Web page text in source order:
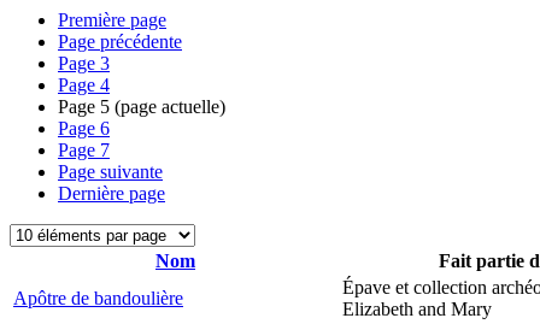
Première page
Page précédente
Page 3
Page 4
Page 5 (page actuelle)
Page 6
Page 7
Page suivante
Dernière page
Nom
Fait partie
Apôtre de bandoulière
Épave et collection
Elizabeth and Mary